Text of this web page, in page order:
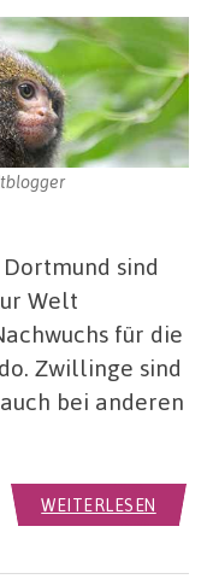
sind
Welt
für die
Zwillinge sind
bei anderen
WEITERLESEN